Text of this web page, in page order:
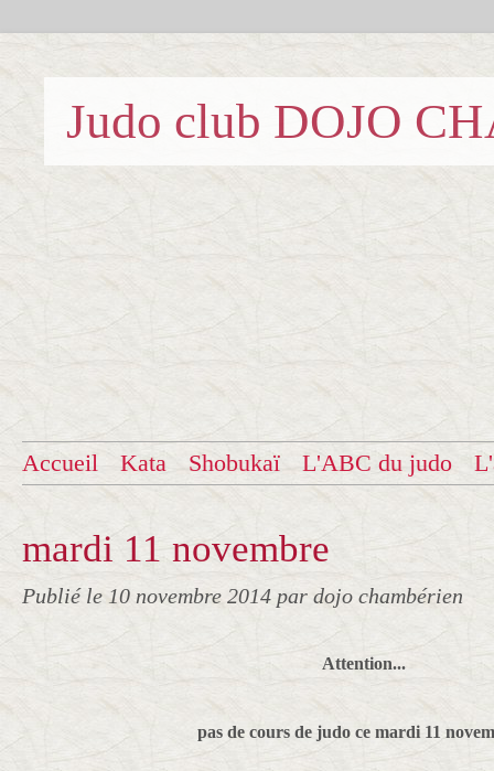
Judo club DOJO
Accueil Kata Shobukaï L'ABC du judo
mardi 11 novembre
Publié le 10 novembre 2014 par dojo chambérien
Attention...
pas de cours de judo ce mardi 11